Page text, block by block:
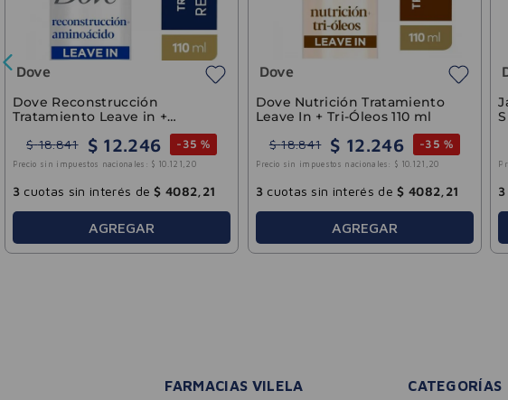
Bagó - Arcor
Colágeno Hidrolizado Sabor
Limonada Simple Bagó 273ml
$ 36.468 $ 25.527 - 30 %
Precio sin impuestos nacionales: $ 21 . 097,
3cuotas sin interés de $ 8509,20
AGREGAR
Creatina Monohidrato Sin
Sabor Crealiv 150g
$ 25.750 $ 18.025 -30 %
Precio sin impuestos nacionales: $ 14 .896,
3cuotas sin interés de $ 6008,
AGREGAR
FARMACIAS VILELA CATEGORÍAS